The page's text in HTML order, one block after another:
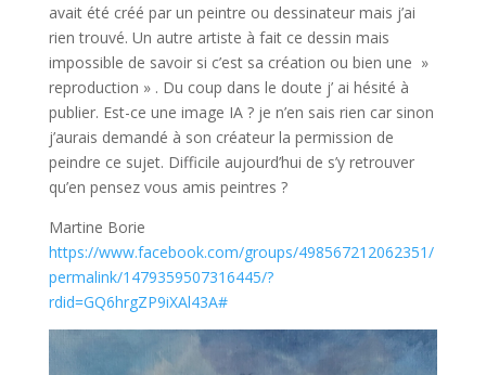
avait été créé par un peintre ou dessinateur mais j’ai
rien trouvé. Un autre artiste à fait ce dessin mais
impossible de savoir si c’est sa création ou bien une »
reproduction » . Du coup dans le doute j’ ai hésité à
publier. Est-ce une image IA ? je n’en sais rien car sinon
j’aurais demandé à son créateur la permission de
peindre ce sujet. Difficile aujourd’hui de s’y retrouver
qu’en pensez vous amis peintres ?
Martine Borie
https://www.facebook.com/groups/498567212062351/
permalink/1479359507316445/?
rdid=GQ6hrgZP9iXAl43A#